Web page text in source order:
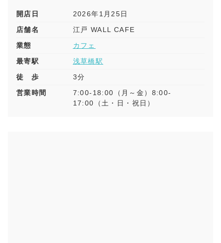
開店日
2026年1月25日
店舗名
江戸 WALL CAFE
業態
カフェ
最寄駅
浅草橋駅
徒 歩
3分
営業時間
7:00-18:00（月～金）8:00-
17:00（土・日・祝日）